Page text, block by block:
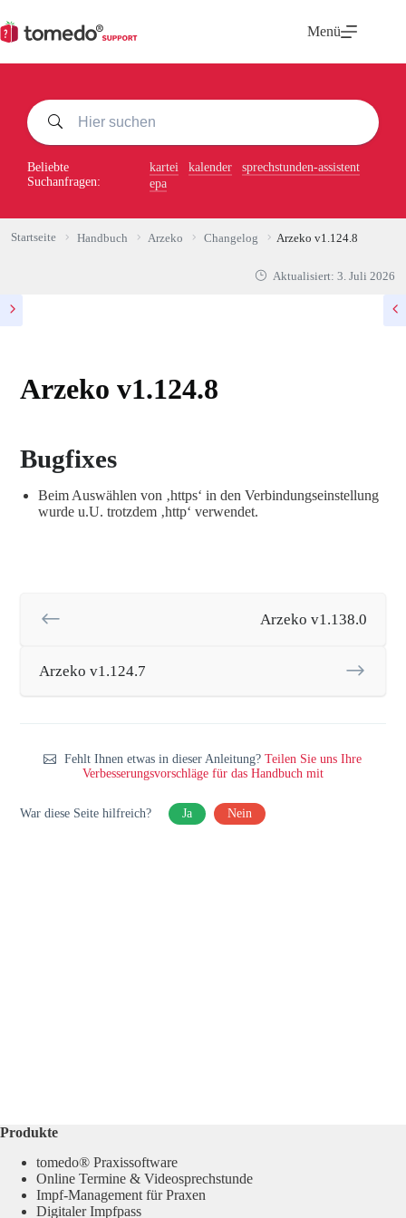
Inhalt
springen
Menü
Beliebte
Suchanfragen:
kartei kalender
sprechstunden-assistent
epa
Startseite Handbuch Arzeko Changelog Arzeko v1.124.8
Aktualisiert: 3. Juli 2026
Arzeko v1.124.8
Bugfixes
Beim Auswählen von ‚https‘ in den Verbindungseinstellung
wurde u.U. trotzdem ‚http‘ verwendet.
Arzeko v1.138.0
Arzeko v1.124.7
Fehlt Ihnen etwas in dieser Anleitung?Teilen Sie uns Ihre
Verbesserungsvorschläge für das Handbuch mit
War diese Seite hilfreich? Ja Nein
Produkte
tomedo® Praxissoftware
Online Termine & Videosprechstunde
Impf-Management für Praxen
Digitaler Impfpass